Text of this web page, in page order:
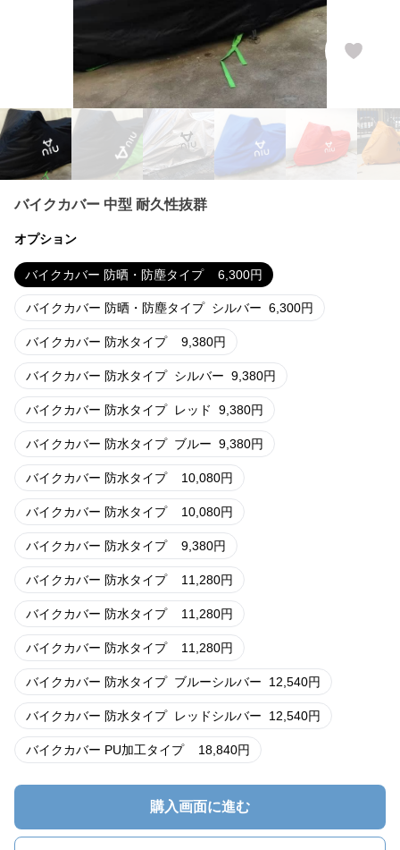
バイクカバー 中型 耐久性抜群
オプション
バイクカバー 防晒・防塵タイプ 6,300円
バイクカバー 防晒・防塵タイプ シルバー 6,300円
バイクカバー 防水タイプ 9,380円
バイクカバー 防水タイプ シルバー 9,380円
バイクカバー 防水タイプ レッド 9,380円
バイクカバー 防水タイプ ブルー 9,380円
バイクカバー 防水タイプ 10,080円
バイクカバー 防水タイプ 10,080円
バイクカバー 防水タイプ 9,380円
バイクカバー 防水タイプ 11,280円
バイクカバー 防水タイプ 11,280円
バイクカバー 防水タイプ 11,280円
バイクカバー 防水タイプ ブルーシルバー 12,540円
バイクカバー 防水タイプ レッドシルバー 12,540円
バイクカバー PU加工タイプ 18,840円
購入画面に進む